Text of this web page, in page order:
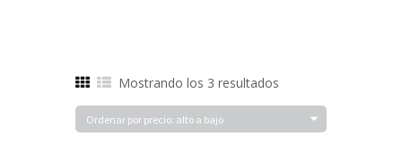
Mostrando los 3 resultadosOrdenado
por
precio: